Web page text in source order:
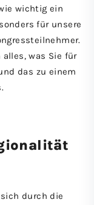
wichtig ein
für unsere
was Sie für
das zu einem
durch die